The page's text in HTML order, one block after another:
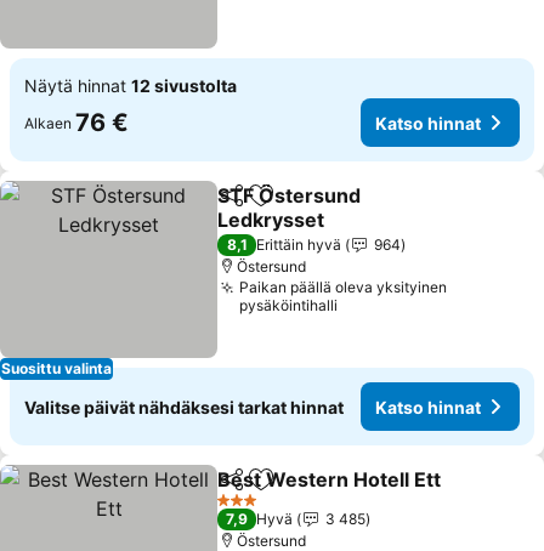
Näytä hinnat 12 sivustolta
Alkaen 76 € Katso hinnat
Suosittu valinta
Jaa Lisää suosikkeihin
STF Östersund
Ledkrysset
8,1 Erittäin hyvä
964
Östersund
Paikan päällä oleva yksityinen
pysäköintihalli
Valitse päivät nähdäksesi tarkat hinnat Katso hinnat
Jaa Lisää suosikkeihin
Best Western Hotell Ett
3 Tähtiluokitus
7,9 Hyvä
3 485
Östersund